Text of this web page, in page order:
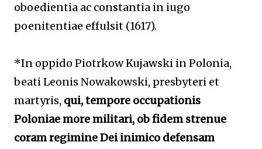
oboedientia ac constantia in iugo
poenitentiae effulsit (1617).
*In oppido Piotrkow Kujawski in Polonia,
beati Leonis Nowakowski, presbyteri et
martyris, qui, tempore occupationis
Poloniae more militari, ob fidem strenue
coram regimine Dei inimico defensam